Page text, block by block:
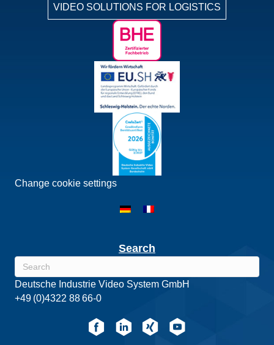
VIDEO SOLUTIONS FOR LOGISTICS
Change cookie settings
Search
Deutsche Industrie Video System GmbH
+49 (0)4322 88 66-0